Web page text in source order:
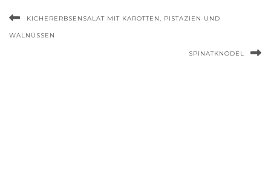
KICHERERBSENSALAT MIT KAROTTEN, PISTAZIEN UND
WALNÜSSEN
SPINATKNÖDEL